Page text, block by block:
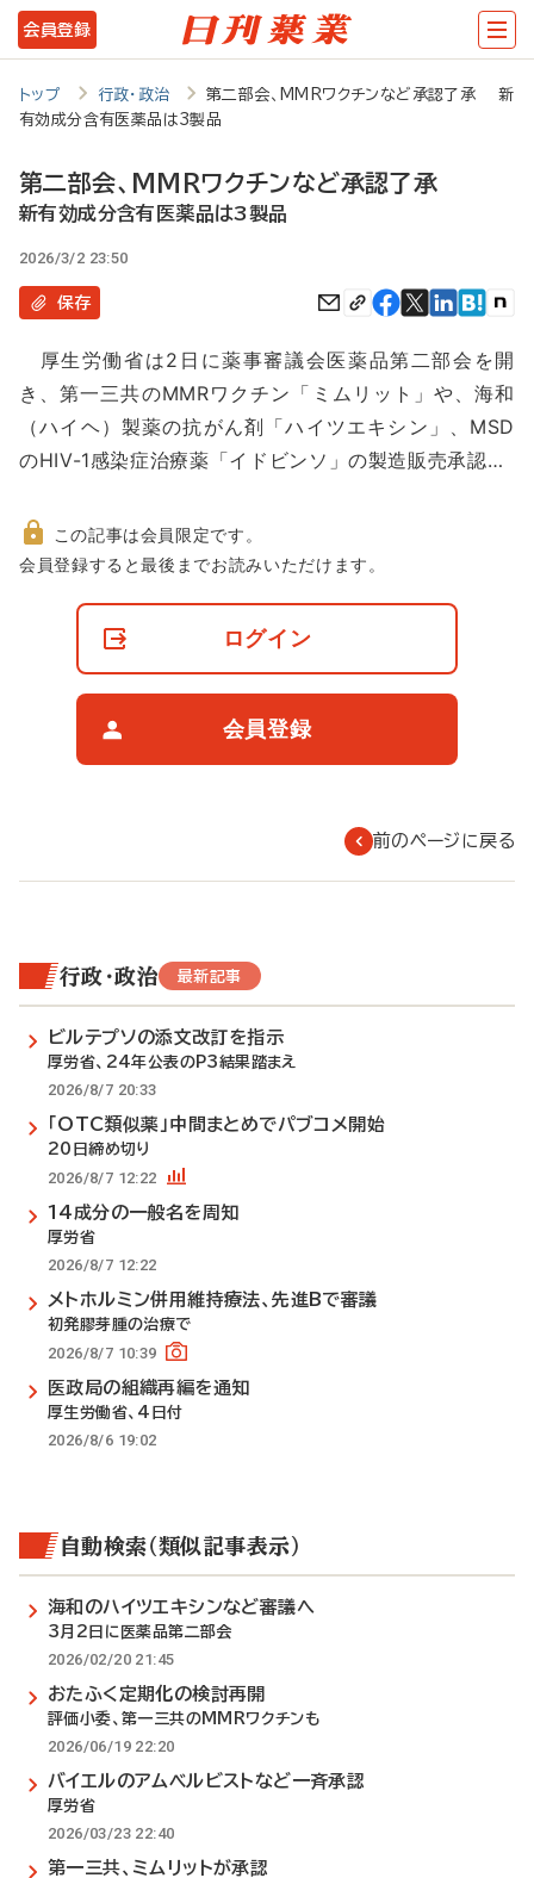
メ
イ
ン
テ
ツ
に
動
会員登録
トップ 行政・政治
第二部会、MMRワクチンなど承認了承 新
有効成分含有医薬品は3製品
第二部会、MMRワクチンなど承認了承
新有効成分含有医薬品は3製品
2026/3/2 23:50
保存
厚生労働省は2日に薬事審議会医薬品第二部会を開
き、第一三共のMMRワクチン「ミムリット」や、海和
（ハイヘ）製薬の抗がん剤「ハイツエキシン」、MSD
のHIV-1感染症治療薬「イドビンソ」の製造販売承認…
非
この記事は会員限定です。
会員登録すると最後までお読みいただけます。
ログイン
会員登録
前のページに戻る
行政・政治 最新記事
ビルテプソの添文改訂を指示
厚労省、24年公表のP3結果踏まえ
2026/8/7 20:33
「OTC類似薬」中間まとめでパブコメ開始
20日締め切り
2026/8/7 12:22
14成分の一般名を周知
厚労省
2026/8/7 12:22
メトホルミン併用維持療法、先進Bで審議
初発膠芽腫の治療で
2026/8/7 10:39
医政局の組織再編を通知
厚生労働省、4日付
2026/8/6 19:02
自動検索（類似記事表示）
海和のハイツエキシンなど審議へ
3月2日に医薬品第二部会
2026/02/20 21:45
おたふく定期化の検討再開
評価小委、第一三共のMMRワクチンも
2026/06/19 22:20
バイエルのアムベルビストなど一斉承認
厚労省
2026/03/23 22:40
第一三共、ミムリットが承認